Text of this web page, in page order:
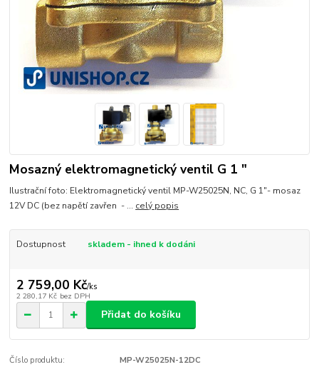
Mosazný elektromagnetický ventil G 1 "
Ilustrační foto: Elektromagnetický ventil MP-W25025N, NC, G 1"- mosaz
12V DC (bez napětí zavřen - ... celý popis
Dostupnost skladem - ihned k dodáni
2 759,00 Kč/ks
2 280,17 Kč bez DPH
Přidat do košíku
Číslo produktu: MP-W25025N-12DC